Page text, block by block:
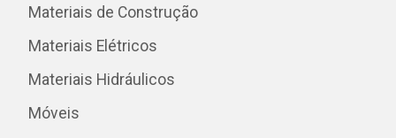
Materiais de Construção
Materiais Elétricos
Materiais Hidráulicos
Móveis